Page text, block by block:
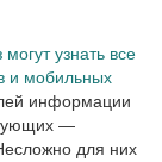
могут узнать все
и мобильных
информации
—
для них